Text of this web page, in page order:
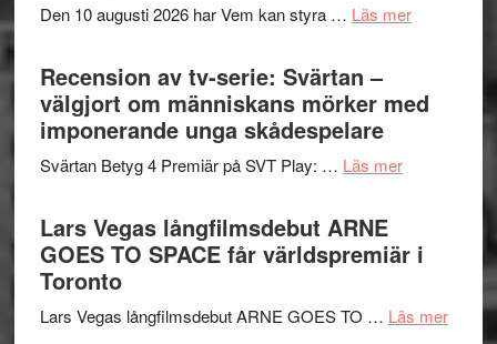
Edge
och
en
i
Den 10 augusti 2026 har Vem kan styra … Läs merom
valet
synas
kan
Recension av tv-serie: Svärtan –
välgjort om människans mörker med
imponerande unga skådespelare
Svärtan Betyg 4 Premiär på SVT Play: … Läs merom
tv-
serie:
–
Lars Vegas långfilmsdebut ARNE
GOES TO SPACE får världspremiär i
Toronto
Lars Vegas långfilmsdebut ARNE GOES TO … Läs merom